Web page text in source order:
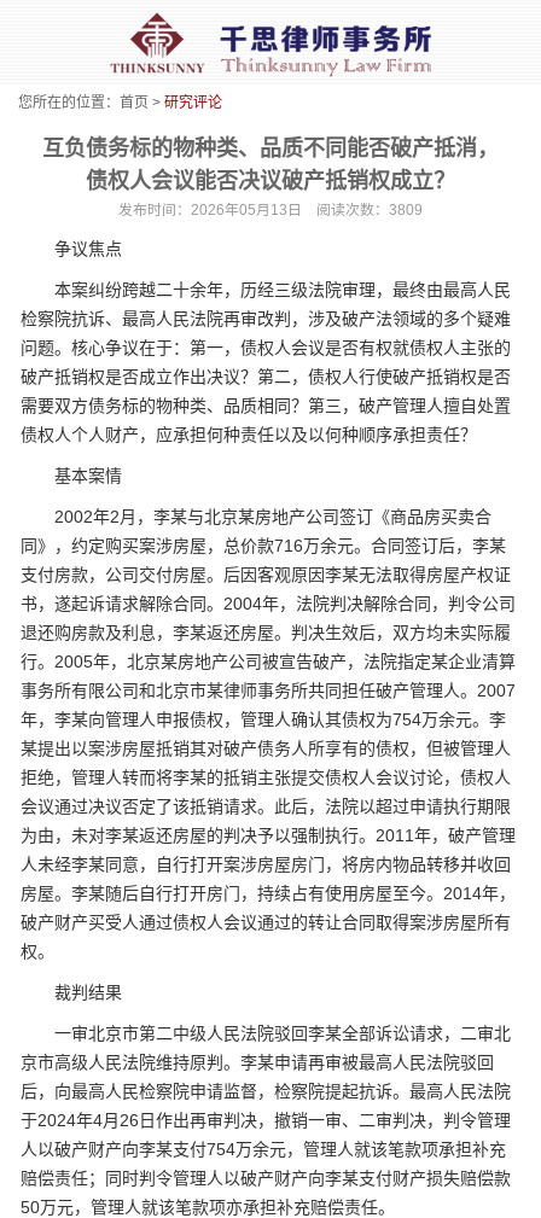
您所在的位置： 首页 > 研究评论
互负债务标的物种类、品质不同能否破产抵消，
债权人会议能否决议破产抵销权成立？
发布时间：2026年05月13日 阅读次数：3809
争议焦点
本案纠纷跨越二十余年，历经三级法院审理，最终由最高人民
检察院抗诉、最高人民法院再审改判，涉及破产法领域的多个疑难
问题。核心争议在于：第一，债权人会议是否有权就债权人主张的
破产抵销权是否成立作出决议？第二，债权人行使破产抵销权是否
需要双方债务标的物种类、品质相同？第三，破产管理人擅自处置
债权人个人财产，应承担何种责任以及以何种顺序承担责任？
基本案情
2002年2月，李某与北京某房地产公司签订《商品房买卖合
同》，约定购买案涉房屋，总价款716万余元。合同签订后，李某
支付房款，公司交付房屋。后因客观原因李某无法取得房屋产权证
书，遂起诉请求解除合同。2004年，法院判决解除合同，判令公司
退还购房款及利息，李某返还房屋。判决生效后，双方均未实际履
行。2005年，北京某房地产公司被宣告破产，法院指定某企业清算
事务所有限公司和北京市某律师事务所共同担任破产管理人。2007
年，李某向管理人申报债权，管理人确认其债权为754万余元。李
某提出以案涉房屋抵销其对破产债务人所享有的债权，但被管理人
拒绝，管理人转而将李某的抵销主张提交债权人会议讨论，债权人
会议通过决议否定了该抵销请求。此后，法院以超过申请执行期限
为由，未对李某返还房屋的判决予以强制执行。2011年，破产管理
人未经李某同意，自行打开案涉房屋房门，将房内物品转移并收回
房屋。李某随后自行打开房门，持续占有使用房屋至今。2014年，
破产财产买受人通过债权人会议通过的转让合同取得案涉房屋所有
权。
裁判结果
一审北京市第二中级人民法院驳回李某全部诉讼请求，二审北
京市高级人民法院维持原判。李某申请再审被最高人民法院驳回
后，向最高人民检察院申请监督，检察院提起抗诉。最高人民法院
于2024年4月26日作出再审判决，撤销一审、二审判决，判令管理
人以破产财产向李某支付754万余元，管理人就该笔款项承担补充
赔偿责任；同时判令管理人以破产财产向李某支付财产损失赔偿款
50万元，管理人就该笔款项亦承担补充赔偿责任。